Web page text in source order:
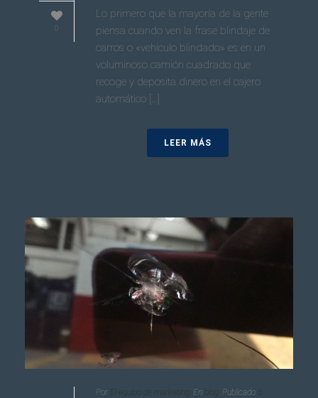
0
Lo primero que la mayoría de la gente
piensa cuando ven la frase blindaje de
carros o «vehículo blindado» es en un
voluminoso camión cuadrado que
recoge y deposita dinero en el cajero
automático [...]
LEER MÁS
Por El equipo de marketing En blog Publicado